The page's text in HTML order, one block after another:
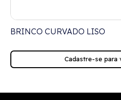
BRINCO CURVADO LISO
Cadastre-se para